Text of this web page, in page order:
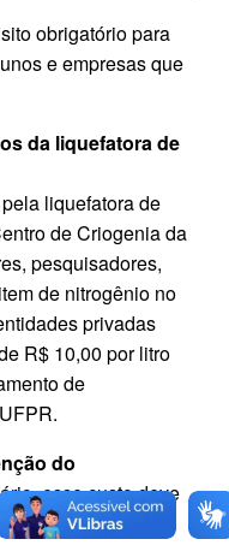
obrigatório para
e empresas que
da liquefatora de
liquefatora de
de Criogenia da
pesquisadores,
de nitrogênio no
privadas
R$ 10,00 por litro
de
do
esse custo deve
usuários.